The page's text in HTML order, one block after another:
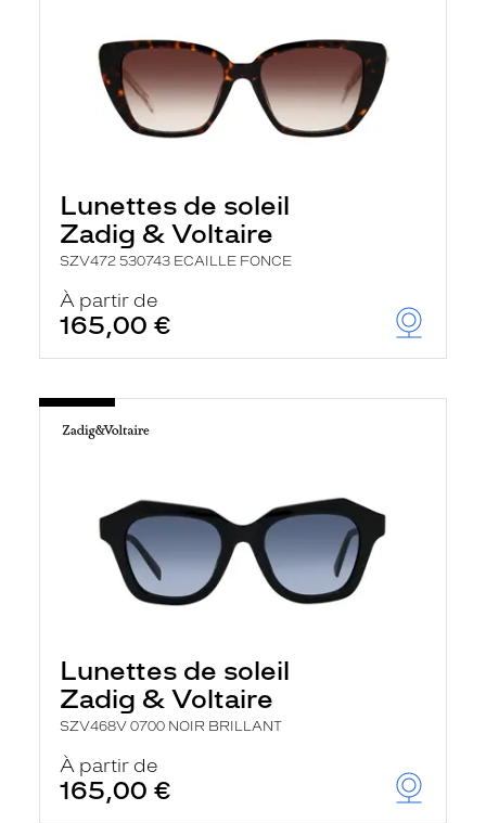
Lunettes de soleil
Zadig & Voltaire
SZV472 530743 ECAILLE FONCE
À partir de
165,00 €
Lunettes de soleil
Zadig & Voltaire
SZV468V 0700 NOIR BRILLANT
À partir de
165,00 €